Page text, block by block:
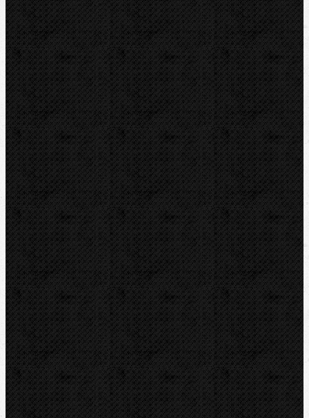
Lokalizace a trasování
Značky
RIDGID
BERNZOMATIC
NIPO
ROTHENBERGER
REMS
VIRAX
LEISTER